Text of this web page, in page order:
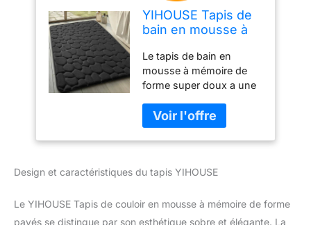
YIHOUSE Tapis de
bain en mousse à
Motif pavés - Super
absorbant l'eau -
Lavable en machine
- 61 x 91,4 cm - Noir
Le tapis de bain en
mousse à mémoire de
forme super doux a une
forme épaisse et douce,
qui peut fournir un
confort unique pour vos
spécialement conçu pour
pression des pieds et
vous fournir un soutien
Design et caractéristiques du tapis YIHOUSE
Le YIHOUSE Tapis de couloir en mousse à mémoire de forme
pavés se distingue par son esthétique sobre et élégante. La